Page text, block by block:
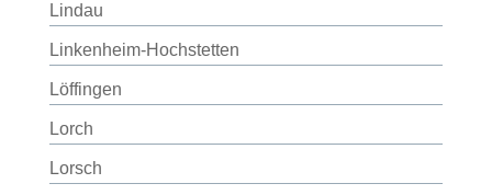
Lindau
Linkenheim-Hochstetten
Löffingen
Lorch
Lorsch